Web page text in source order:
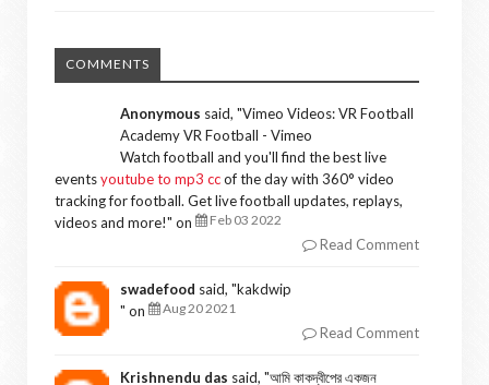
COMMENTS
Anonymous said, "Vimeo Videos: VR Football
Academy VR Football - Vimeo
Watch football and you'll find the best live
eventsyoutube to mp3 ccof the day with 360° video
tracking for football. Get live football updates, replays,
videos and more!" on Feb 03 2022
Read Comment
swadefood said, "kakdwip
" on
Aug 20 2021
Read Comment
Krishnendu das said, "আমি কাকদ্বীপের একজন